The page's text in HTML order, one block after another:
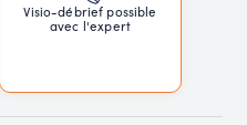
Visio-débrief possible
avec l'expert